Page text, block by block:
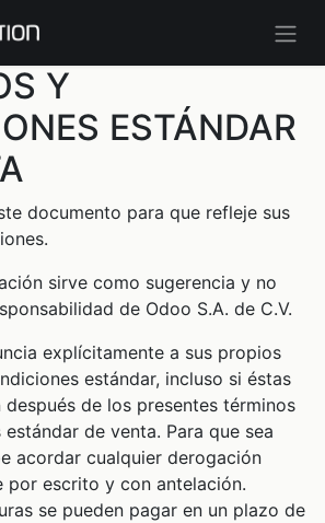
Y
ESTÁNDAR
documento para que refleje sus
sirve como sugerencia y no
de Odoo S.A. de C.V.
explícitamente a sus propios
estándar, incluso si éstas
después de los presentes términos
de venta. Para que sea
acordar cualquier derogación
por escrito y con antelación.
se pueden pagar en un plazo de